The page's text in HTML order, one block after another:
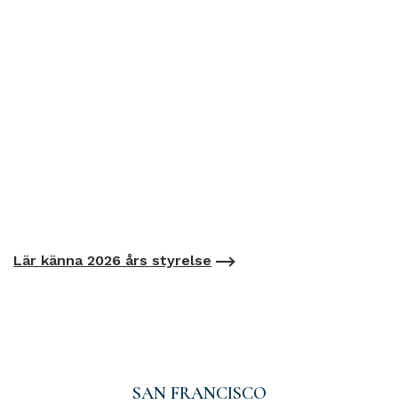
Lär känna 2026 års styrelse
SAN FRANCISCO